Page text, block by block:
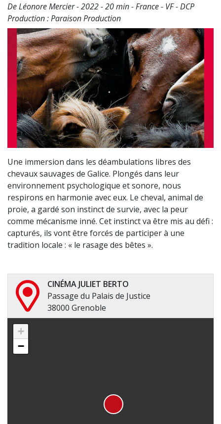
De Léonore Mercier - 2022 - 20 min - France - VF - DCP
Production : Paraison Production
Une immersion dans les déambulations libres des
chevaux sauvages de Galice. Plongés dans leur
environnement psychologique et sonore, nous
respirons en harmonie avec eux. Le cheval, animal de
proie, a gardé son instinct de survie, avec la peur
comme mécanisme inné. Cet instinct va être mis au défi :
capturés, ils vont être forcés de participer à une
tradition locale : « le rasage des bêtes ».
CINÉMA JULIET BERTO
Passage du Palais de Justice
38000 Grenoble
+
−